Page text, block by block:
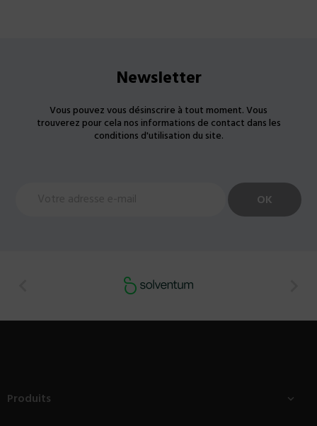
Newsletter
Vous pouvez vous désinscrire à tout moment. Vous
trouverez pour cela nos informations de contact dans les
conditions d'utilisation du site.
Produits 